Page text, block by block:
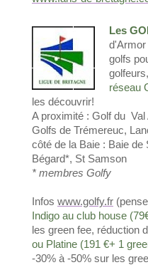
Les
d'Armor
golfs
golfeurs,
réseau
les découvrir!
A proximité : Golf du
Golfs de Trémereuc,
côté de la Baie : Baie de
Bégard*, St Samson
* membres Golfy
Infos www.golfy.fr
Indigo au club house
les green fee, réduction
ou Platine (191 €+ 1
-30% à -50% sur les